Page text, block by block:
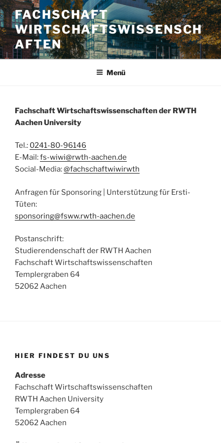
Zum
Inhalt
springen
FACHSCHAFT
WIRTSCHAFTSWISSENSCH
AFTEN
Menü
Fachschaft Wirtschaftswissenschaften der RWTH
Aachen University
Tel.: 0241-80-96146
E-Mail:fs-wiwi@rwth-aachen.de
Social-Media:@fachschaftwiwirwth
Anfragen für Sponsoring | Unterstützung für Ersti-
Tüten:
sponsoring@fsww.rwth-aachen.de
Postanschrift:
Studierendenschaft der RWTH Aachen
Fachschaft Wirtschaftswissenschaften
Templergraben 64
52062 Aachen
HIER FINDEST DU UNS
Adresse
Fachschaft Wirtschaftswissenschaften
RWTH Aachen University
Templergraben 64
52062 Aachen